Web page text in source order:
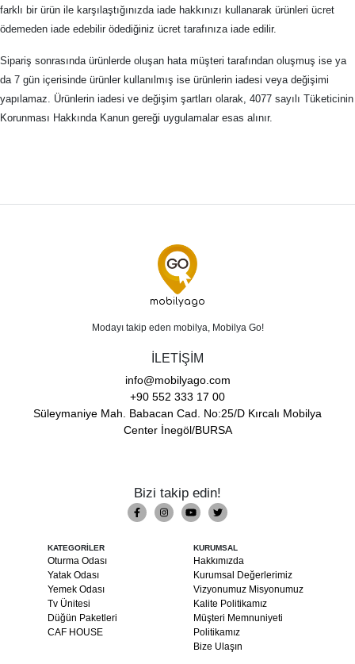
farklı bir ürün ile karşılaştığınızda iade hakkınızı kullanarak ürünleri ücret
ödemeden iade edebilir ödediğiniz ücret tarafınıza iade edilir.
Sipariş sonrasında ürünlerde oluşan hata müşteri tarafından oluşmuş ise ya
da 7 gün içerisinde ürünler kullanılmış ise ürünlerin iadesi veya değişimi
yapılamaz. Ürünlerin iadesi ve değişim şartları olarak, 4077 sayılı Tüketicinin
Korunması Hakkında Kanun gereği uygulamalar esas alınır.
mobilyago
Modayı takip eden mobilya, Mobilya Go!
İLETİŞİM
info@mobilyago.com
+90 552 333 17 00
Süleymaniye Mah. Babacan Cad. No:25/D Kırcalı Mobilya
Center İnegöl/BURSA
Bizi takip edin!
KATEGORİLER
Oturma Odası
Yatak Odası
Yemek Odası
Tv Ünitesi
Düğün Paketleri
CAF HOUSE
KURUMSAL
Hakkımızda
Kurumsal Değerlerimiz
Vizyonumuz Misyonumuz
Kalite Politikamız
Müşteri Memnuniyeti
Politikamız
Bize Ulaşın